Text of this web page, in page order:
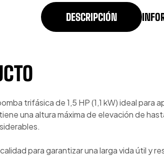
DESCRIPCIÓN
trifásica de 1,5 HP (1,1 kW) ideal
una altura máxima de elevación de
para garantizar una larga vida útil y